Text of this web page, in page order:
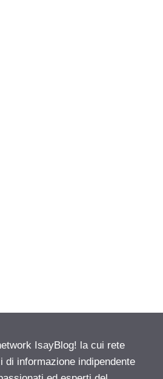
IsayBlog! la cui rete
informazione indipendente